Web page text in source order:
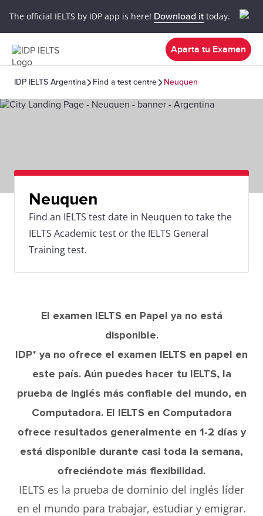
The official IELTS by IDP app is here! Download it today.
Aparta tu Examen
IDP IELTS Argentina Find a test centre Neuquen
Neuquen
Find an IELTS test date in Neuquen to take the
IELTS Academic test or the IELTS General
Training test.
El examen IELTS en Papel ya no está
disponible.
IDP* ya no ofrece el examen IELTS en papel en
este país. Aún puedes hacer tu IELTS, la
prueba de inglés más confiable del mundo, en
Computadora. El IELTS en Computadora
ofrece resultados generalmente en 1-2 días y
está disponible durante casi toda la semana,
ofreciéndote más flexibilidad.
IELTS es la prueba de dominio del inglés líder
en el mundo para trabajar, estudiar y emigrar.